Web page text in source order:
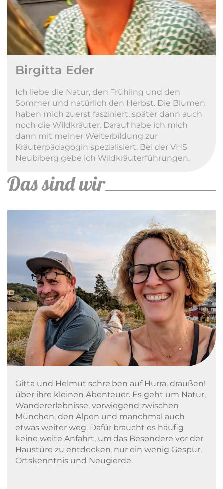
Birgitta Eder
Ich liebe die Natur, den Frühling und den
Sommer und natürlich den Herbst. Die Blumen
haben mich zuerst fasziniert, später dann auch
noch die Wildkräuter. Darauf habe ich mich
dann mit meiner Weiterbildung zur
Kräuterpädagogin spezialisiert. Bei der VHS
Neubiberg gebe ich Wildkräuterführungen.
Das sind wir
Gitta und Helmut schreiben auf Hurra, draußen!
über ihre kleinen Abenteuer. Es geht um Natur,
Wandererlebnisse, vorwiegend zwischen
München, den Alpen und manchmal auch
etwas weiter weg. Dafür braucht es häufig
keine weite Anfahrt, um das Besondere vor der
Haustüre zu entdecken, nur ein wenig Gespür,
Ortskenntnis und Neugierde.